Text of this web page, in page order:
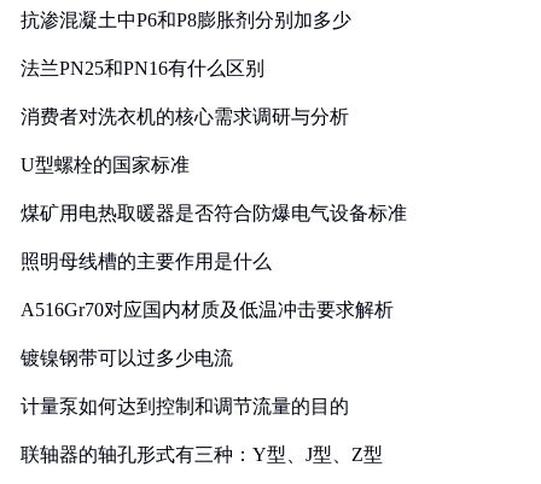
抗渗混凝土中P6和P8膨胀剂分别加多少
法兰PN25和PN16有什么区别
消费者对洗衣机的核心需求调研与分析
U型螺栓的国家标准
煤矿用电热取暖器是否符合防爆电气设备标准
照明母线槽的主要作用是什么
A516Gr70对应国内材质及低温冲击要求解析
镀镍钢带可以过多少电流
计量泵如何达到控制和调节流量的目的
联轴器的轴孔形式有三种：Y型、J型、Z型